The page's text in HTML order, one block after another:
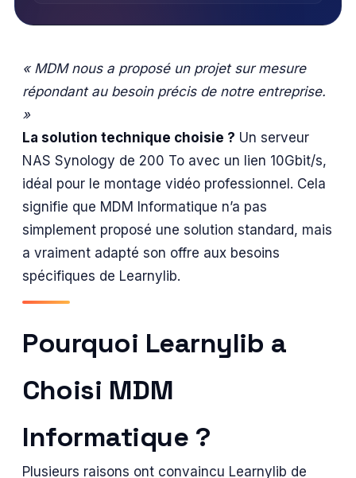
« MDM nous a proposé un projet sur mesure
répondant au besoin précis de notre entreprise.
»
La solution technique choisie ? Un serveur
NAS Synology de 200 To avec un lien 10Gbit/s,
idéal pour le montage vidéo professionnel. Cela
signifie que MDM Informatique n’a pas
simplement proposé une solution standard, mais
a vraiment adapté son offre aux besoins
spécifiques de Learnylib.
Pourquoi Learnylib a
Choisi MDM
Informatique ?
Plusieurs raisons ont convaincu Learnylib de